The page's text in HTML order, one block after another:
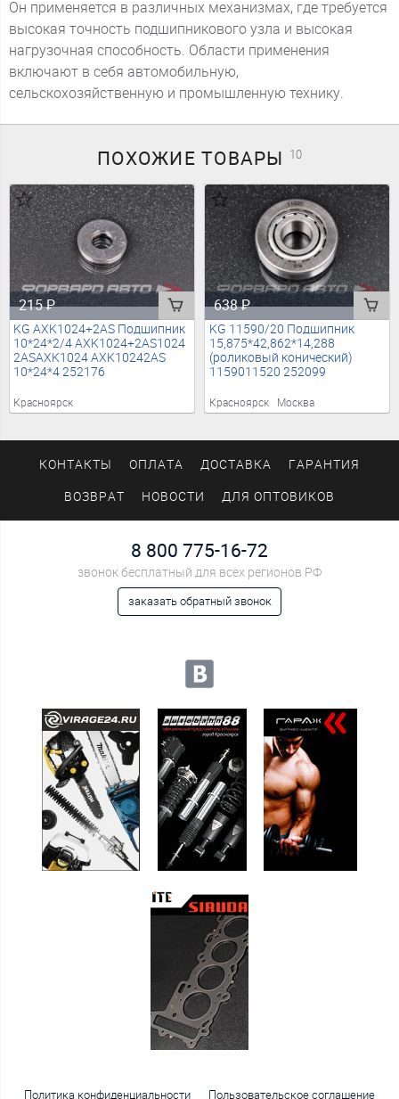
Он применяется в различных механизмах, где требуется
высокая точность подшипникового узла и высокая
нагрузочная способность. Области применения
включают в себя автомобильную,
сельскохозяйственную и промышленную технику.
ПОХОЖИЕТОВАРЫ 10
215₽
KG AXK1024+2AS Подшипник
10*24*2/4 AXK1024+2AS1024
2ASAXK1024 AXK10242AS
10*24*4 252176
Красноярск
638₽
KG 11590/20 Подшипник
15,875*42,862*14,288
(роликовый конический)
1159011520 252099
Красноярск Москва
КОНТАКТЫ ОПЛАТА ДОСТАВКА ГАРАНТИЯ
ВОЗВРАТ НОВОСТИ ДЛЯ ОПТОВИКОВ
8 800 775-16-72
звонок бесплатный для всех регионов РФ
заказать обратный звонок
Политика конфиденциальности Пользовательское соглашение